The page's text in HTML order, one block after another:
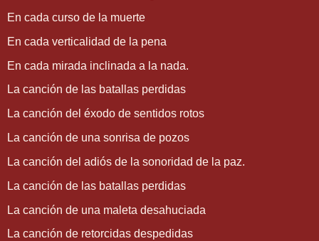
En cada curso de la muerte
En cada verticalidad de la pena
En cada mirada inclinada a la nada.
La canción de las batallas perdidas
La canción del éxodo de sentidos rotos
La canción de una sonrisa de pozos
La canción del adiós de la sonoridad de la paz.
La canción de las batallas perdidas
La canción de una maleta desahuciada
La canción de retorcidas despedidas